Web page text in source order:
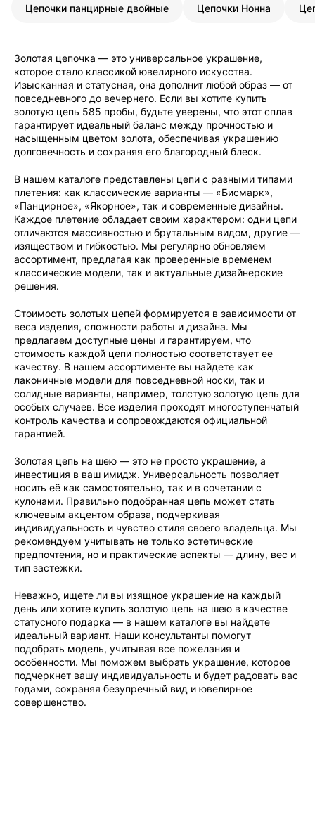
Цепочки панцирные двойные Цепочки Нонна
Золотая цепочка — это универсальное украшение,
которое стало классикой ювелирного искусства.
Изысканная и статусная, она дополнит любой образ — от
повседневного до вечернего. Если вы хотите купить
золотую цепь 585 пробы, будьте уверены, что этот сплав
гарантирует идеальный баланс между прочностью и
насыщенным цветом золота, обеспечивая украшению
долговечность и сохраняя его благородный блеск.
В нашем каталоге представлены цепи с разными типами
плетения: как классические варианты — «Бисмарк»,
«Панцирное», «Якорное», так и современные дизайны.
Каждое плетение обладает своим характером: одни цепи
отличаются массивностью и брутальным видом, другие —
изяществом и гибкостью. Мы регулярно обновляем
ассортимент, предлагая как проверенные временем
классические модели, так и актуальные дизайнерские
решения.
Стоимость золотых цепей формируется в зависимости от
веса изделия, сложности работы и дизайна. Мы
предлагаем доступные цены и гарантируем, что
стоимость каждой цепи полностью соответствует ее
качеству. В нашем ассортименте вы найдете как
лаконичные модели для повседневной носки, так и
солидные варианты, например, толстую золотую цепь для
особых случаев. Все изделия проходят многоступенчатый
контроль качества и сопровождаются официальной
гарантией.
Золотая цепь на шею — это не просто украшение, а
инвестиция в ваш имидж. Универсальность позволяет
носить её как самостоятельно, так и в сочетании с
кулонами. Правильно подобранная цепь может стать
ключевым акцентом образа, подчеркивая
индивидуальность и чувство стиля своего владельца. Мы
рекомендуем учитывать не только эстетические
предпочтения, но и практические аспекты — длину, вес и
тип застежки.
Неважно, ищете ли вы изящное украшение на каждый
день или хотите купить золотую цепь на шею в качестве
статусного подарка — в нашем каталоге вы найдете
идеальный вариант. Наши консультанты помогут
подобрать модель, учитывая все пожелания и
особенности. Мы поможем выбрать украшение, которое
подчеркнет вашу индивидуальность и будет радовать вас
годами, сохраняя безупречный вид и ювелирное
совершенство.